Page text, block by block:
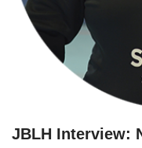
JBLH Interview: